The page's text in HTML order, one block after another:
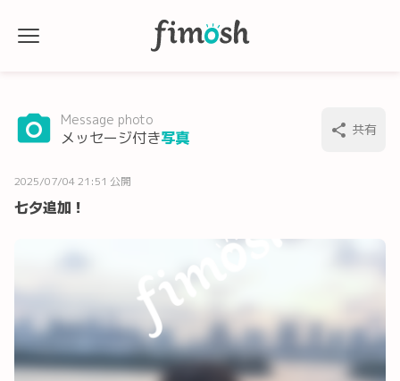
Message photo
メッセージ付き写真 共有
2025/07/04 21:51 公開
七夕追加！